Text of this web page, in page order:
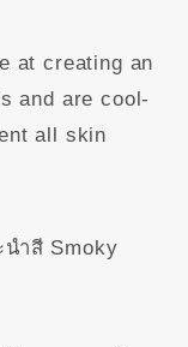
at creating an
and are cool-
all skin
ำสี Smoky